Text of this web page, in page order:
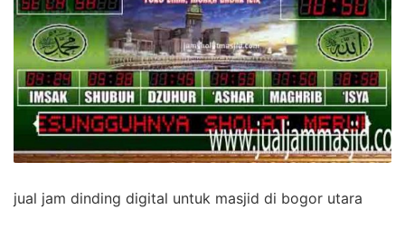
jual jam dinding digital untuk masjid di bogor utara